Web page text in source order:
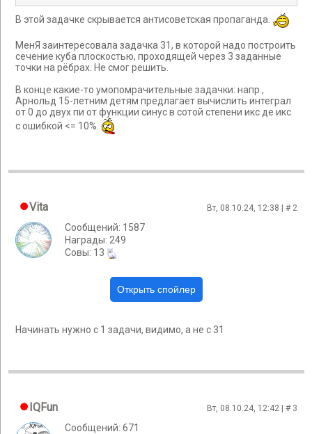
В этой задачке скрывается антисоветская пропаганда.
МенЯ заинтересовала задачка 31, в которой надо построить
сечение куба плоскостью, проходящей через 3 заданные
точки на рёбрах. Не смог решить.
В конце какие-то умопомрачительные задачки: напр.,
Арнольд 15-летним детям предлагает вычислить интеграл
от 0 до двух пи от функции синус в сотой степени икс де икс
с ошибкой <= 10%.
Vita Вт, 08.10.24, 12:38 | # 2
Сообщений: 1587
Награды: 249
Cовы: 13
Начинать нужно с 1 задачи, видимо, а не с 31
IQFun Вт, 08.10.24, 12:42 | # 3
Сообщений: 671